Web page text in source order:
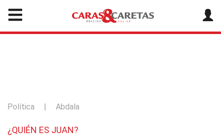
Política | Abdala
¿QUIÉN ES JUAN?